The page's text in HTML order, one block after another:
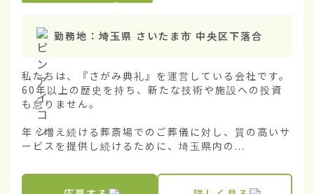
勤務地： 埼玉県 さいたま市 中央区下落合
私たちは、『さがみ典礼』を運営している会社です。
60年以上の歴史を持ち、新たな技術や施設への投資
も怠りません。
年々増え続ける葬斎場でのご葬儀に対し、質の高いサ
ービスを提供し続けるために、埼玉県内の...